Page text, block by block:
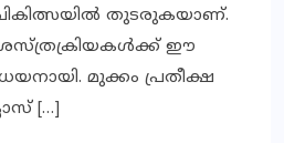
തുടരുകയാണ്.
ഈ
മുക്കം പ്രതീക്ഷ
[…]